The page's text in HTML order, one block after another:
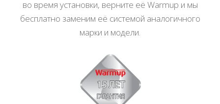
во время установки, верните её Warmup и мы
бесплатно заменим её системой аналогичного
марки и модели.